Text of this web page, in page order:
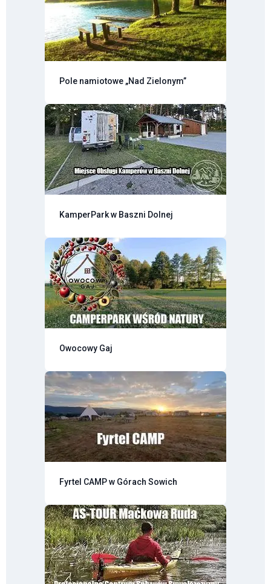
Pole namiotowe „Nad Zielonym”
KamperPark w Baszni Dolnej
Owocowy Gaj
Fyrtel CAMP w Górach Sowich